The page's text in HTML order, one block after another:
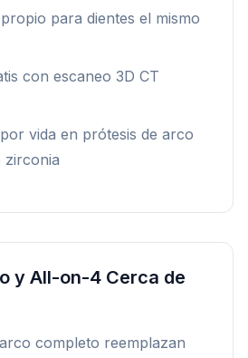
para dientes el mismo
con escaneo 3D CT
vida en prótesis de arco
zirconia
y All-on-4 Cerca de
completo reemplazan